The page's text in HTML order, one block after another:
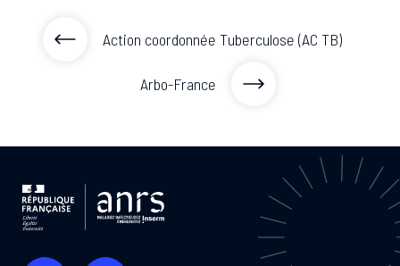
Action coordonnée Tuberculose (AC TB)
Arbo-France